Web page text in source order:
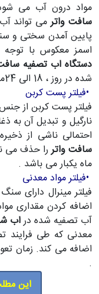
مواد درون آب می
سافت واترمی تواند
پایین آمدن سختی و
اسمز معکوس با توجه
دستگاه اب تصفیه
شده در روز ، 18 الی 24ماه یکبار می باشد .
•فیلتر پست کربن
فیلتر پست کربن از
نارگیل و تبدیل آن
احتمالی ناشی از
سافت واتر
ماه یکبار می باشد .
•فیلتر مواد معدنی
فیلتر مینرال دارای
اضافه کردن مقداری
آب تصفیه شده دراب
معدنی که طی فرایند
.
این